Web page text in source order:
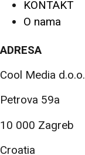
KONTAKT
O nama
ADRESA
Cool Media d.o.o.
Petrova 59a
10 000 Zagreb
Croatia